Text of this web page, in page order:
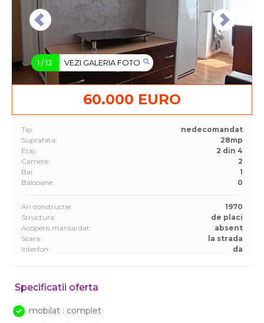
1 /13 VEZI GALERIA FOTO
60.000 EURO
Tip:
nedecomandat
Suprafata:
28mp
Etaj:
2 din 4
Camere:
2
Bai:
1
Balcoane:
0
An constructie:
1970
Structura:
de placi
Acoperis mansardat:
absent
Scara:
la strada
Interfon:
da
Specificatii oferta
mobilat : complet